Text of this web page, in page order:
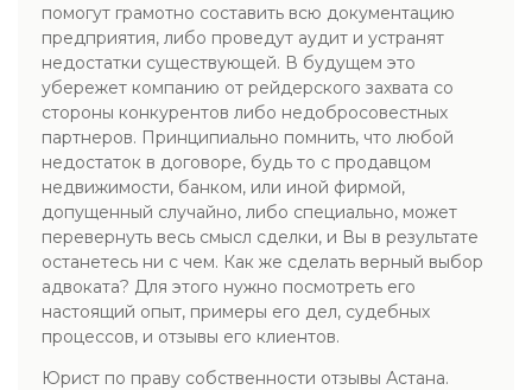
помогут грамотно составить всю документацию
предприятия, либо проведут аудит и устранят
недостатки существующей. В будущем это
убережет компанию от рейдерского захвата со
стороны конкурентов либо недобросовестных
партнеров. Принципиально помнить, что любой
недостаток в договоре, будь то с продавцом
недвижимости, банком, или иной фирмой,
допущенный случайно, либо специально, может
перевернуть весь смысл сделки, и Вы в результате
останетесь ни с чем. Как же сделать верный выбор
адвоката? Для этого нужно посмотреть его
настоящий опыт, примеры его дел, судебных
процессов, и отзывы его клиентов.
Юрист по праву собственности отзывы Астана.